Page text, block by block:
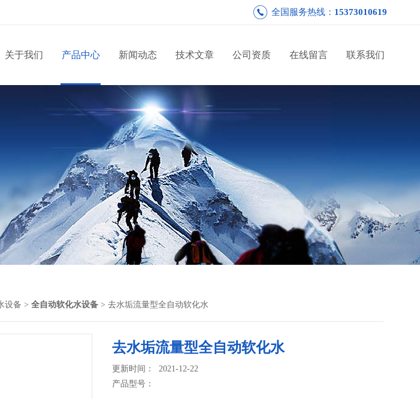
全国服务热线： 15373010619
关于我们 产品中心 新闻动态 技术文章 公司资质 在线留言 联系我们
设备 > 全自动软化水设备 > 去水垢流量型全自动软化水
去水垢流量型全自动软化水
更新时间： 2021-12-22
产品型号：